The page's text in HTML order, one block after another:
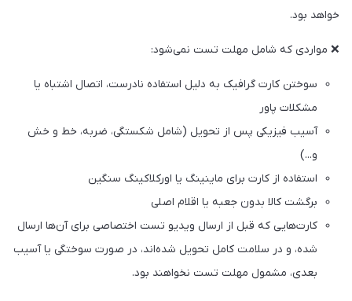
خواهد بود.
❌ مواردی که شامل مهلت تست نمی‌شود:
سوختن کارت گرافیک به دلیل استفاده نادرست، اتصال اشتباه یا
مشکلات پاور
آسیب فیزیکی پس از تحویل (شامل شکستگی، ضربه، خط و خش
و...)
استفاده از کارت برای ماینینگ یا اورکلاکینگ سنگین
برگشت کالا بدون جعبه یا اقلام اصلی
کارت‌هایی که قبل از ارسال ویدیو تست اختصاصی برای آن‌ها ارسال
شده، و در سلامت کامل تحویل شده‌اند، در صورت سوختگی یا آسیب
بعدی، مشمول مهلت تست نخواهند بود.